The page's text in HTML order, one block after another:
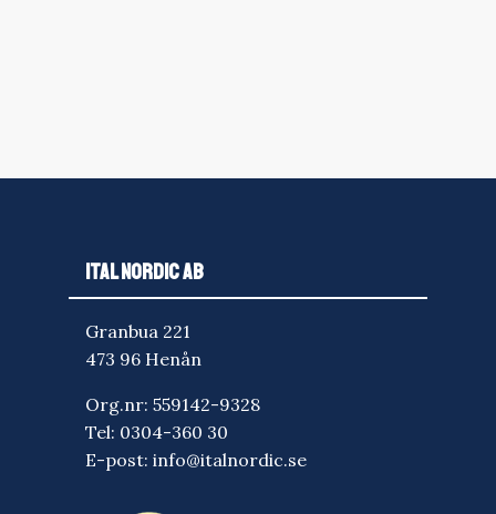
ITAL NORDIC AB
Granbua 221
473 96 Henån
Org.nr: 559142-9328
Tel: 0304-360 30
E-post: info@italnordic.se